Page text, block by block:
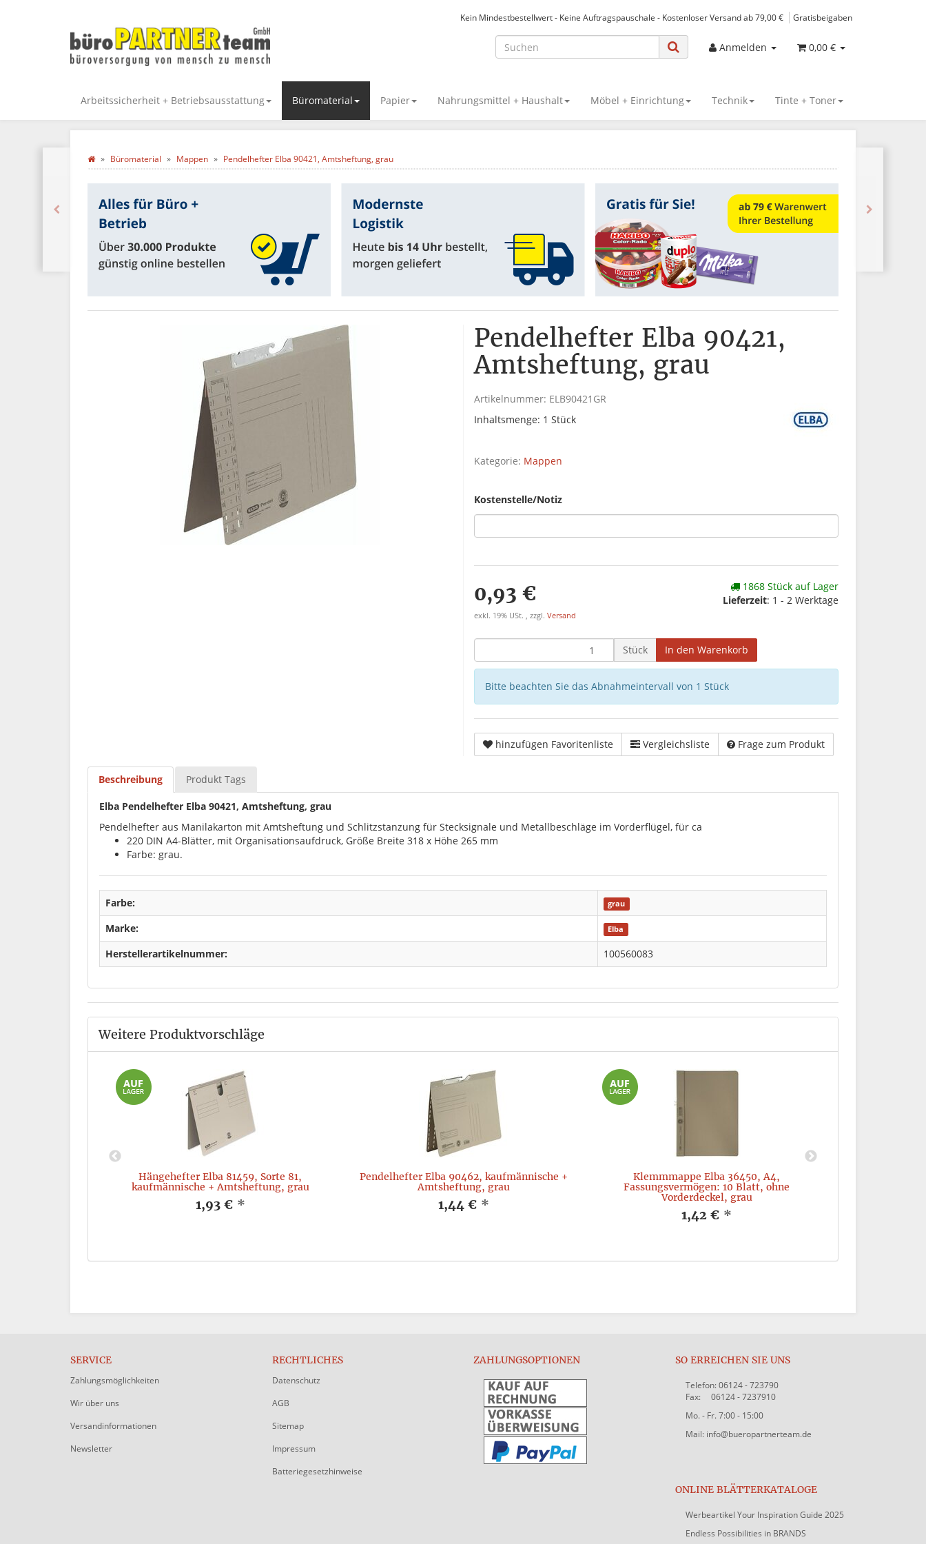
Kein Mindestbestellwert - Keine Auftragspauschale - Kostenloser Versand ab 79,00 € Gratisbeigaben
Anmelden 0,00 €
Arbeitssicherheit + Betriebsausstattung Büromaterial Papier Nahrungsmittel + Haushalt Möbel + Einrichtung Technik Tinte + Toner
Büromaterial Mappen Pendelhefter Elba 90421, Amtsheftung, grau
Pendelhefter Elba 90421,
Amtsheftung, grau
Artikelnummer: ELB90421GR
Inhaltsmenge: 1 Stück
Kategorie: Mappen
Kostenstelle/Notiz
0,93 €
exkl. 19% USt. , zzgl. Versand
1868 Stück auf Lager
Lieferzeit: 1 - 2 Werktage
Stück In den Warenkorb
Bitte beachten Sie das Abnahmeintervall von 1 Stück
hinzufügen Favoritenliste Vergleichsliste Frage zum Produkt
Beschreibung Produkt Tags
Elba Pendelhefter Elba 90421, Amtsheftung, grau
Pendelhefter aus Manilakarton mit Amtsheftung und Schlitzstanzung für Stecksignale und Metallbeschläge im Vorderflügel, für ca
220 DIN A4-Blätter, mit Organisationsaufdruck, Größe Breite 318 x Höhe 265 mm
Farbe: grau.
Farbe: grau
Marke: Elba
Herstellerartikelnummer: 100560083
Weitere Produktvorschläge
Hängehefter Elba 81459, Sorte 81,
kaufmännische + Amtsheftung, grau
1,93 € *
Pendelhefter Elba 90462, kaufmännische +
Amtsheftung, grau
1,44 € *
Klemmmappe Elba 36450, A4,
Fassungsvermögen: 10 Blatt, ohne
Vorderdeckel, grau
1,42 € *
SERVICE
Zahlungsmöglichkeiten
Wir über uns
Versandinformationen
Newsletter
RECHTLICHES
Datenschutz
AGB
Sitemap
Impressum
Batteriegesetzhinweise
ZAHLUNGSOPTIONEN SO ERREICHEN SIE UNS
Telefon: 06124 - 723790
Fax: 06124 - 7237910
Mo. - Fr. 7:00 - 15:00
Mail: info@bueropartnerteam.de
ONLINE BLÄTTERKATALOGE
Werbeartikel Your Inspiration Guide 2025
Endless Possibilities in BRANDS